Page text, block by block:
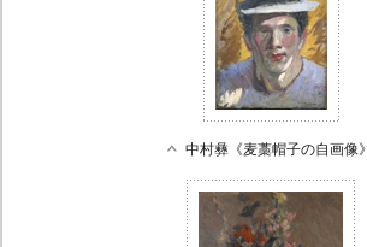
中村彝《麦藁帽子の自画像》